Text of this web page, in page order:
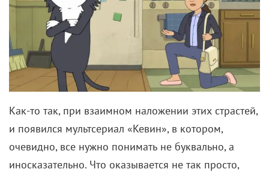
Как-то так, при взаимном наложении этих страстей,
и появился мультсериал «Кевин», в котором,
очевидно, все нужно понимать не буквально, а
иносказательно. Что оказывается не так просто,